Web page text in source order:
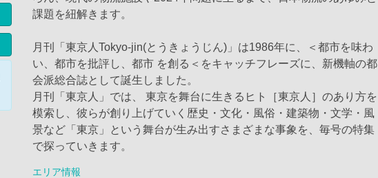
課題を紐解きます。
月刊「東京人Tokyo-jin(とうきょうじん)」は1986年に、＜都市を味わ
い、都市を批評し、都市 を創る＜をキャッチフレーズに、新機軸の都
会派総合誌として誕生しました。
月刊「東京人」では、 東京を舞台に生きるヒト［東京人］のあり方を
模索し、彼らが創り上げていく歴史・文化・風俗・建築物・文学・風
景など「東京」という舞台が生み出すさまざまな事象を、毎号の特集
で探っていきます。
エリア情報